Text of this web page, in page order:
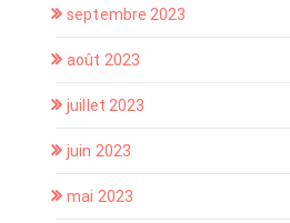
septembre 2023
août 2023
juillet 2023
juin 2023
mai 2023